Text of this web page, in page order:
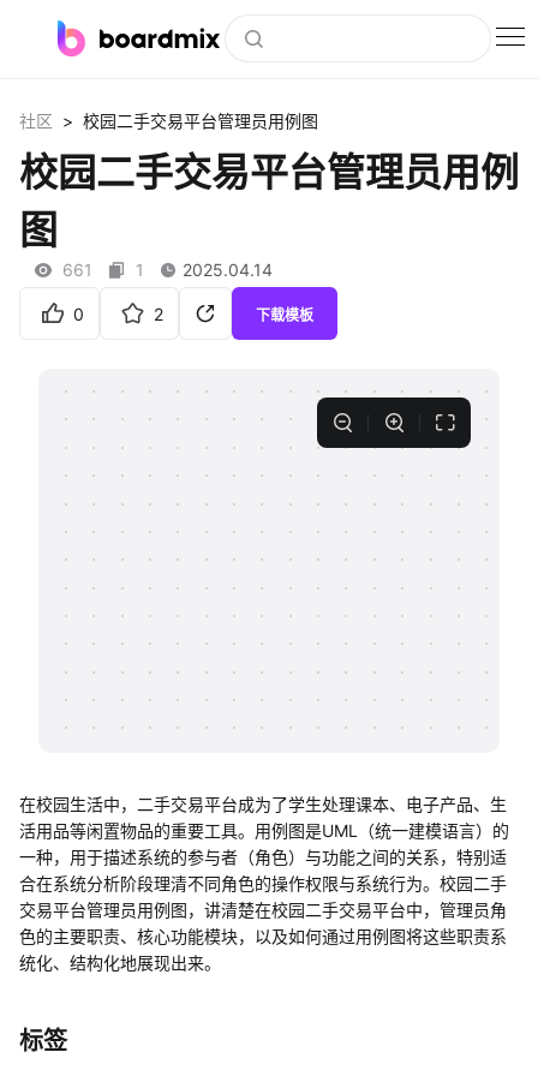
社区资源
企业服务
支持
知识分享社区
社区 > 校园二手交易平台管理员用例图
校园二手交易平台管理员用例
图
661 1 2025.04.14
0 2 下载模板
在校园生活中，二手交易平台成为了学生处理课本、电子产品、生
活用品等闲置物品的重要工具。用例图是UML（统一建模语言）的
一种，用于描述系统的参与者（角色）与功能之间的关系，特别适
合在系统分析阶段理清不同角色的操作权限与系统行为。校园二手
交易平台管理员用例图，讲清楚在校园二手交易平台中，管理员角
色的主要职责、核心功能模块，以及如何通过用例图将这些职责系
统化、结构化地展现出来。
标签